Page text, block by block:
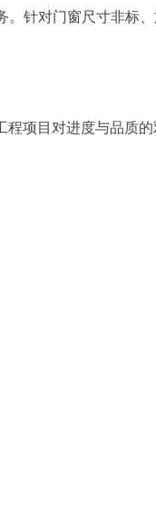
。针对门窗尺寸非标
项目对进度与品质的